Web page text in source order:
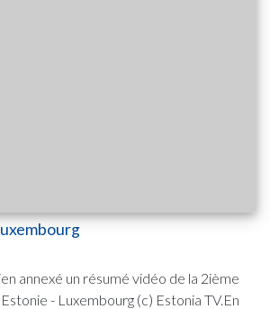
annexé un résumé vidéo de la 2ième
- Luxembourg (c) Estonia TV.En